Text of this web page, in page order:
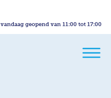
vandaag geopend van 11:00 tot 17:00